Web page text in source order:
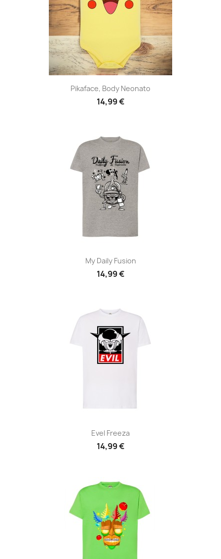
Pikaface, Body Neonato
14,99 €
My Daily Fusion
14,99 €
Evel Freeza
14,99 €